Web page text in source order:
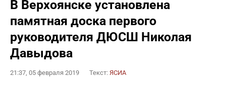
В Верхоянске установлена
памятная доска первого
руководителя ДЮСШ Николая
Давыдова
21:37, 05 февраля 2019 Текст: ЯСИА